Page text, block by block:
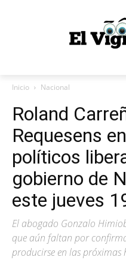
Inicio Nacional
Roland
Requesens
políticos
gobierno de
este jueves
El abogado Gonzalo
que aún faltan por
producirse en las próximas